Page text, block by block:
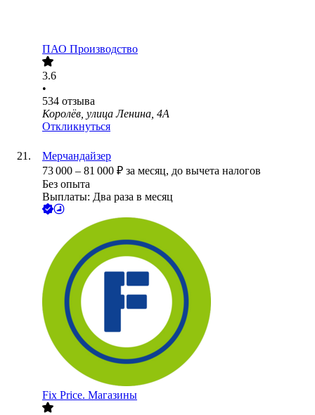
ПАО Производство
3.6
•
534 отзыва
Королёв, улица Ленина, 4А
Откликнуться
Мерчандайзер
73 000 – 81 000 ₽ за месяц, до вычета налогов
Без опыта
Выплаты: Два раза в месяц
Fix Price. Магазины